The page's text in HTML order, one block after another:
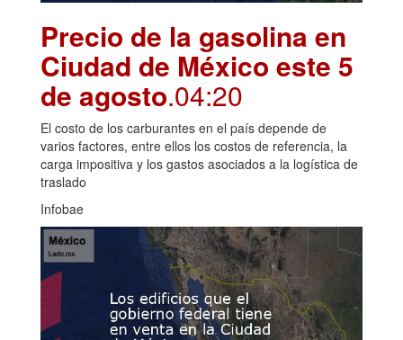
Precio de la gasolina en
Ciudad de México este 5
de agosto.04:20
El costo de los carburantes en el país depende de
varios factores, entre ellos los costos de referencia, la
carga impositiva y los gastos asociados a la logística de
traslado
Infobae